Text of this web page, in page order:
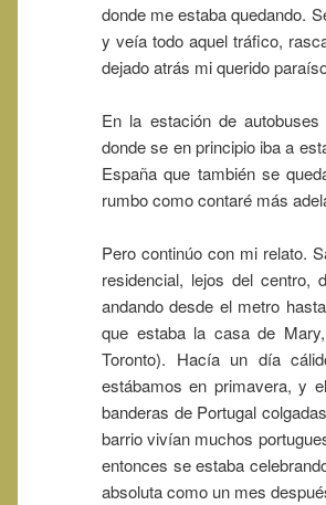
donde me estaba quedando.
y veía todo aquel tráfico,
dejado atrás mi querido
En la estación de
donde se en principio iba a
España que también se
rumbo como contaré más
Pero continúo con mi relato.
residencial, lejos del centro,
andando desde el metro
que estaba la casa de
Toronto). Hacía un día
estábamos en primavera, y
banderas de Portugal
barrio vivían muchos
entonces se estaba
absoluta como un mes